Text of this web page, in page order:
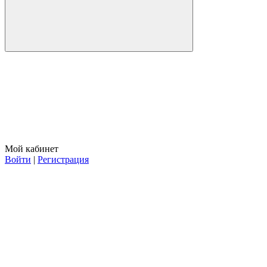
Мой кабинет
Войти | Регистрация